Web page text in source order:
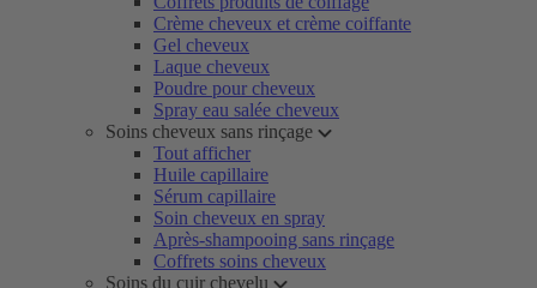
Crème cheveux et crème coiffante
Gel cheveux
Laque cheveux
Poudre pour cheveux
Spray eau salée cheveux
Soins cheveux sans rinçage
Tout afficher
Huile capillaire
Sérum capillaire
Soin cheveux en spray
Après-shampooing sans rinçage
Coffrets soins cheveux
Soins du cuir chevelu